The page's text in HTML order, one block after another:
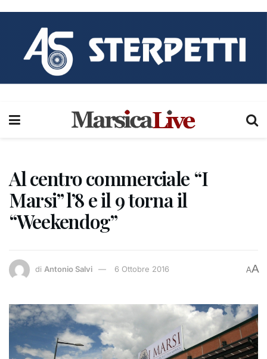
Al centro commerciale “I
Marsi” l’8 e il 9 torna il
“Weekendog”
di Antonio Salvi 6 Ottobre 2016 AA